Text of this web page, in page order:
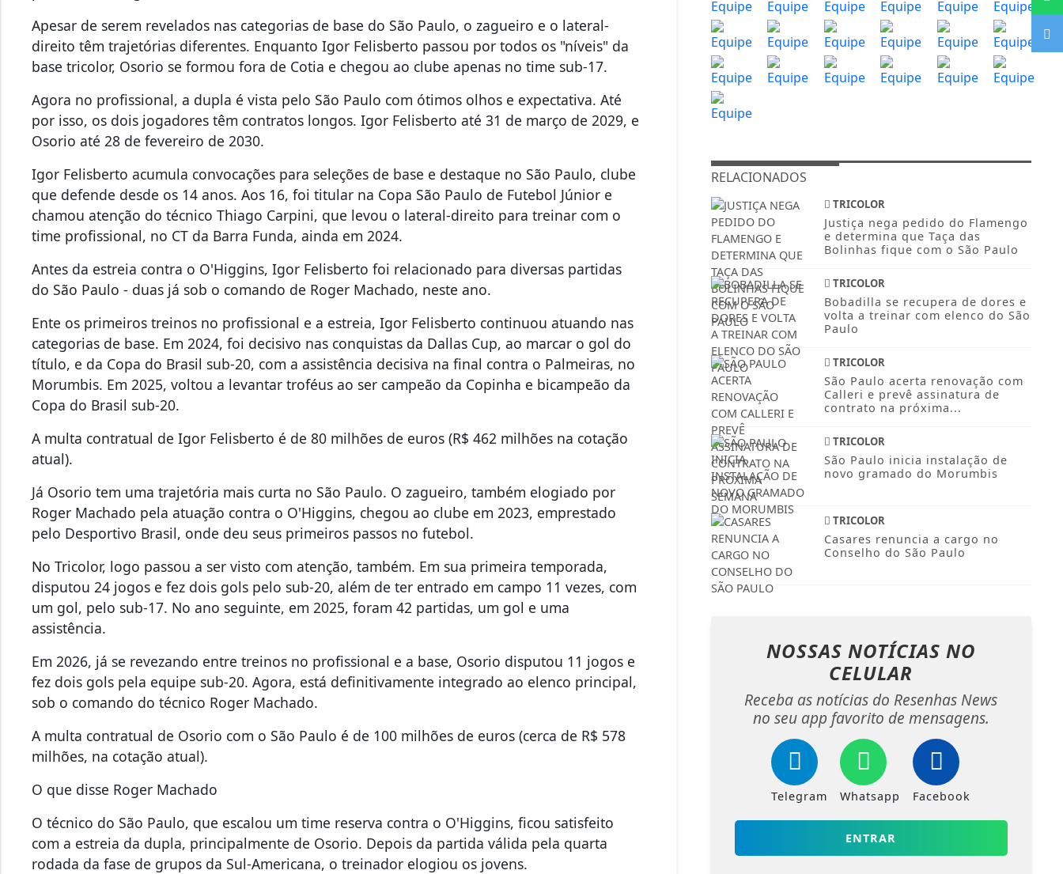
Apesar de serem revelados nas categorias de base do São Paulo, o zagueiro e o lateral-
direito têm trajetórias diferentes. Enquanto Igor Felisberto passou por todos os "níveis" da
base tricolor, Osorio se formou fora de Cotia e chegou ao clube apenas no time sub-17.
Agora no profissional, a dupla é vista pelo São Paulo com ótimos olhos e expectativa. Até
por isso, os dois jogadores têm contratos longos. Igor Felisberto até 31 de março de 2029, e
Osorio até 28 de fevereiro de 2030.
Igor Felisberto acumula convocações para seleções de base e destaque no São Paulo, clube
que defende desde os 14 anos. Aos 16, foi titular na Copa São Paulo de Futebol Júnior e
chamou atenção do técnico Thiago Carpini, que levou o lateral-direito para treinar com o
time profissional, no CT da Barra Funda, ainda em 2024.
Antes da estreia contra o O'Higgins, Igor Felisberto foi relacionado para diversas partidas
do São Paulo - duas já sob o comando de Roger Machado, neste ano.
Ente os primeiros treinos no profissional e a estreia, Igor Felisberto continuou atuando nas
categorias de base. Em 2024, foi decisivo nas conquistas da Dallas Cup, ao marcar o gol do
título, e da Copa do Brasil sub-20, com a assistência decisiva na final contra o Palmeiras, no
Morumbis. Em 2025, voltou a levantar troféus ao ser campeão da Copinha e bicampeão da
Copa do Brasil sub-20.
A multa contratual de Igor Felisberto é de 80 milhões de euros (R$ 462 milhões na cotação
atual).
Já Osorio tem uma trajetória mais curta no São Paulo. O zagueiro, também elogiado por
Roger Machado pela atuação contra o O'Higgins, chegou ao clube em 2023, emprestado
pelo Desportivo Brasil, onde deu seus primeiros passos no futebol.
No Tricolor, logo passou a ser visto com atenção, também. Em sua primeira temporada,
disputou 24 jogos e fez dois gols pelo sub-20, além de ter entrado em campo 11 vezes, com
um gol, pelo sub-17. No ano seguinte, em 2025, foram 42 partidas, um gol e uma
assistência.
Em 2026, já se revezando entre treinos no profissional e a base, Osorio disputou 11 jogos e
fez dois gols pela equipe sub-20. Agora, está definitivamente integrado ao elenco principal,
sob o comando do técnico Roger Machado.
A multa contratual de Osorio com o São Paulo é de 100 milhões de euros (cerca de R$ 578
milhões, na cotação atual).
O que disse Roger Machado
O técnico do São Paulo, que escalou um time reserva contra o O'Higgins, ficou satisfeito
com a estreia da dupla, principalmente de Osorio. Depois da partida válida pela quarta
rodada da fase de grupos da Sul-Americana, o treinador elogiou os jovens.
RELACIONADOS
TRICOLOR
Justiça nega pedido do Flamengo
e determina que Taça das
Bolinhas fique com o São Paulo
TRICOLOR
Bobadilla se recupera de dores e
volta a treinar com elenco do São
Paulo
TRICOLOR
São Paulo acerta renovação com
Calleri e prevê assinatura de
contrato na próxima...
TRICOLOR
São Paulo inicia instalação de
novo gramado do Morumbis
TRICOLOR
Casares renuncia a cargo no
Conselho do São Paulo
NOSSAS NOTÍCIAS NO
CELULAR
Receba as notícias do Resenhas News
no seu app favorito de mensagens.
Telegram Whatsapp Facebook
ENTRAR